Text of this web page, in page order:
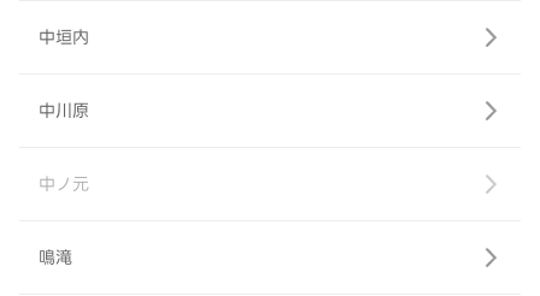
中垣内
中川原
中ノ元
鳴滝